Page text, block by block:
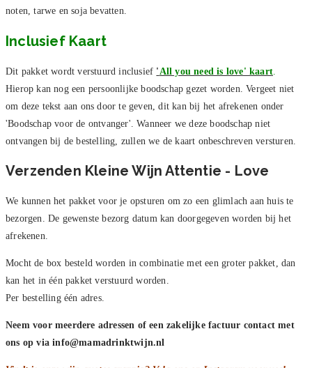
noten, tarwe en soja bevatten.
Inclusief Kaart
Dit pakket wordt verstuurd inclusief ' All you need is love' kaart
Hierop kan nog een persoonlijke boodschap gezet worden. Vergeet niet
om deze tekst aan ons door te geven, dit kan bij het afrekenen onder
'Boodschap voor de ontvanger'. Wanneer we deze boodschap niet
ontvangen bij de bestelling, zullen we de kaart onbeschreven versturen.
Verzenden Kleine Wijn Attentie - Love
We kunnen het pakket voor je opsturen om zo een glimlach aan huis te
bezorgen. De gewenste bezorg datum kan doorgegeven worden bij het
afrekenen.
Mocht de box besteld worden in combinatie met een groter pakket, dan
kan het in één pakket verstuurd worden.
Per bestelling één adres.
Neem voor meerdere adressen of een zakelijke factuur contact met
ons op viainfo@mamadrinktwijn.nl